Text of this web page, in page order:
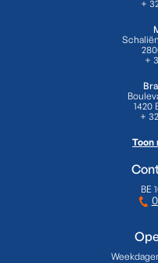
+
+
1420
+
Toon
BE